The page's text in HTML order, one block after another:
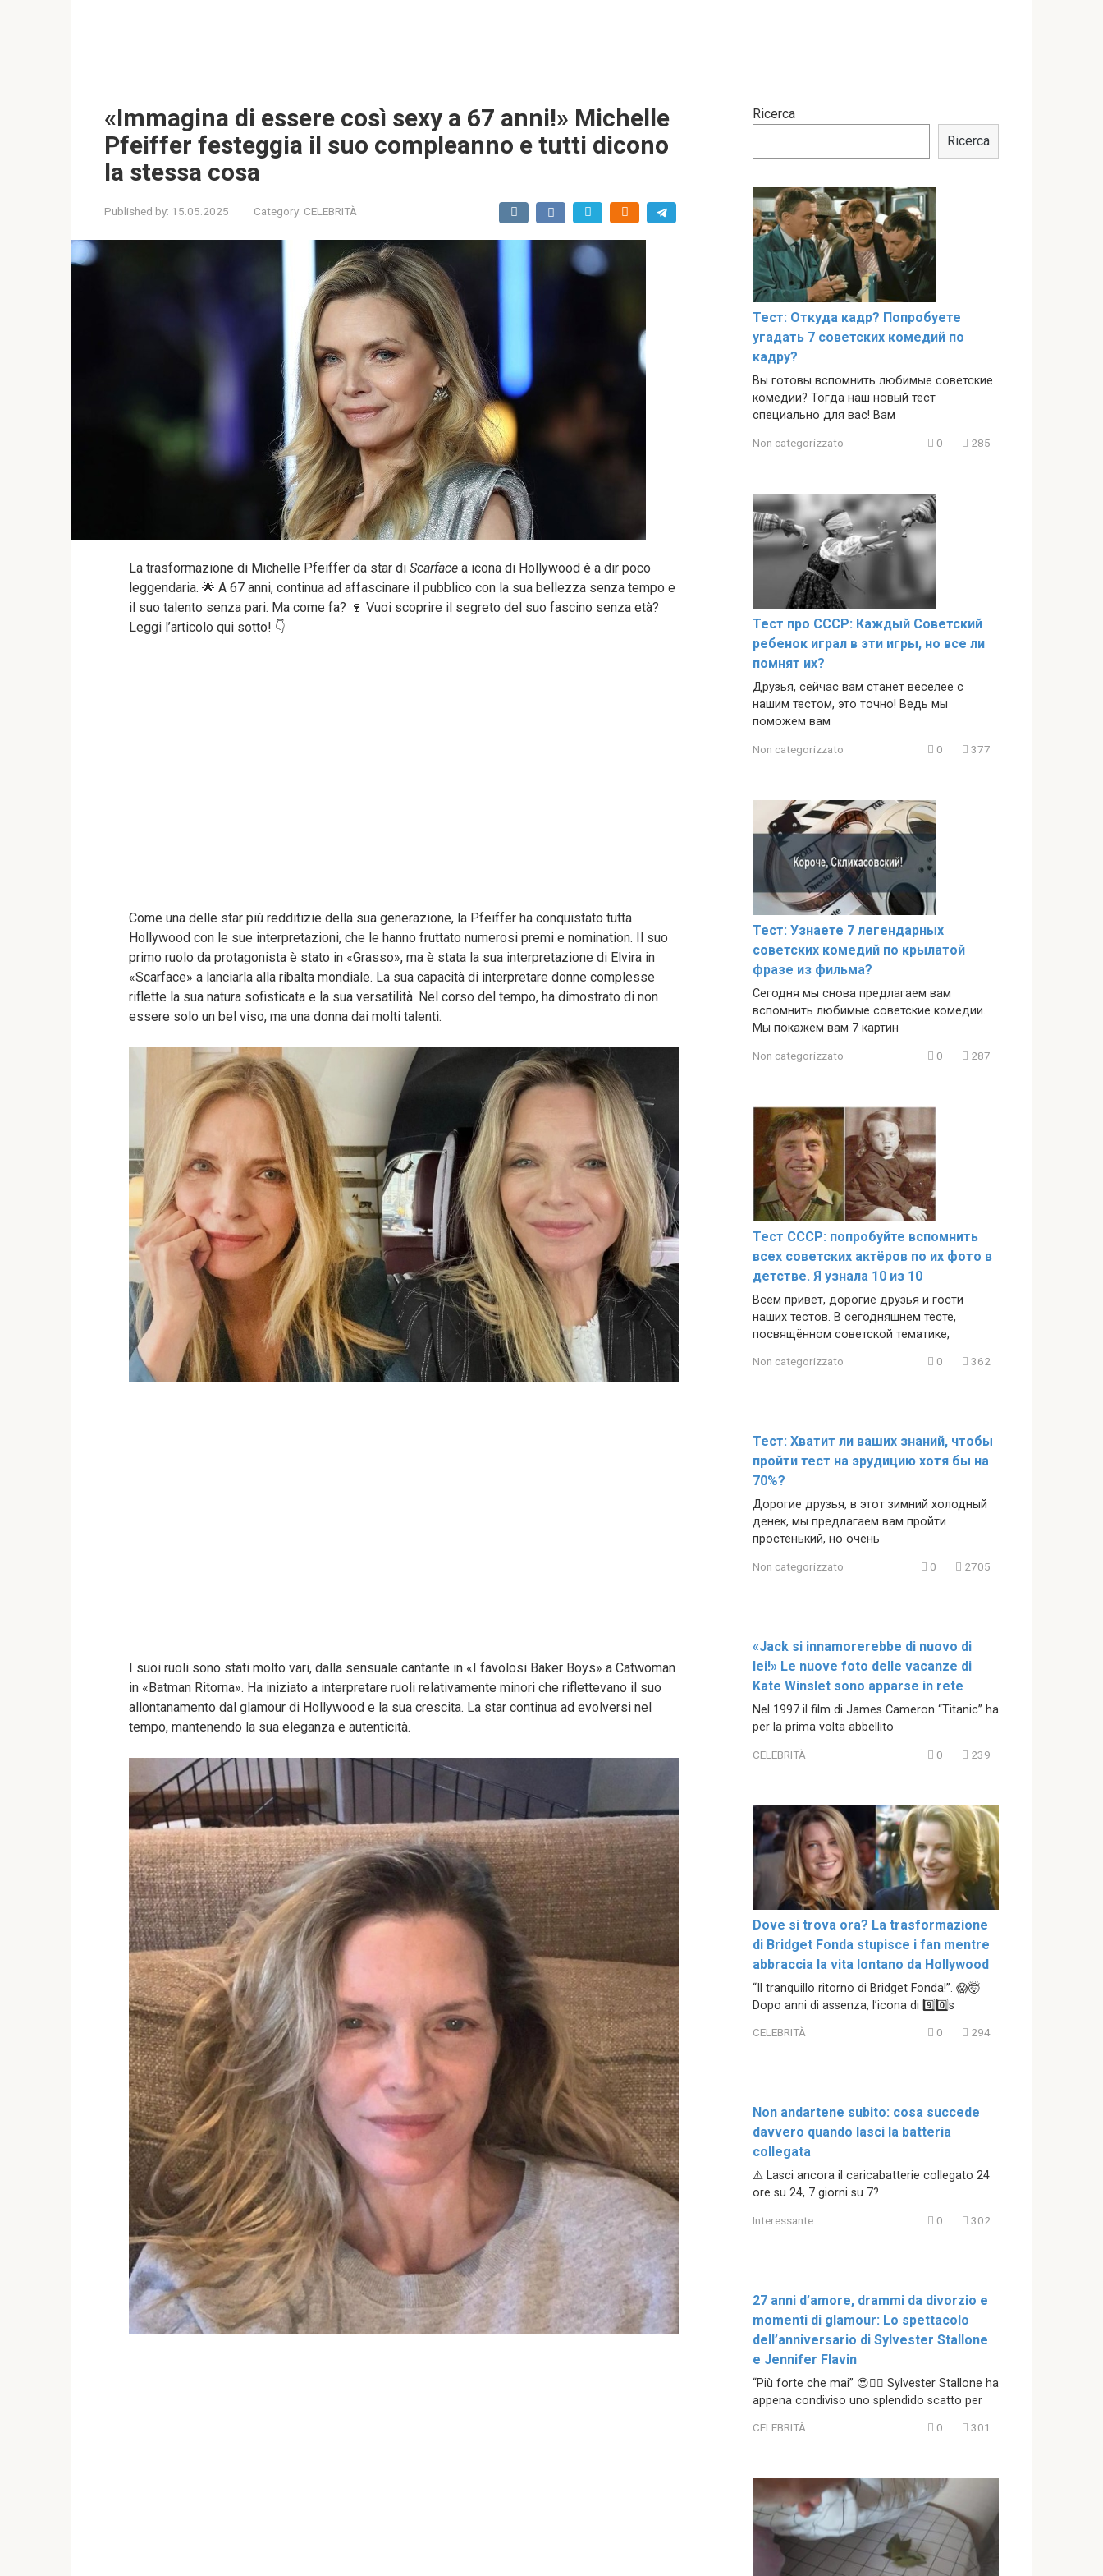
«Immagina di essere così sexy a 67 anni!» Michelle
Pfeiffer festeggia il suo compleanno e tutti dicono
la stessa cosa
Published by: 15.05.2025 Category: CELEBRITÀ
La trasformazione di Michelle Pfeiffer da star di Scarface a icona di Hollywood è a dir poco
leggendaria. 🌟 A 67 anni, continua ad affascinare il pubblico con la sua bellezza senza tempo e
il suo talento senza pari. Ma come fa? 🍷 Vuoi scoprire il segreto del suo fascino senza età?
Leggi l’articolo qui sotto! 👇
Come una delle star più redditizie della sua generazione, la Pfeiffer ha conquistato tutta
Hollywood con le sue interpretazioni, che le hanno fruttato numerosi premi e nomination. Il suo
primo ruolo da protagonista è stato in «Grasso», ma è stata la sua interpretazione di Elvira in
«Scarface» a lanciarla alla ribalta mondiale. La sua capacità di interpretare donne complesse
riflette la sua natura sofisticata e la sua versatilità. Nel corso del tempo, ha dimostrato di non
essere solo un bel viso, ma una donna dai molti talenti.
I suoi ruoli sono stati molto vari, dalla sensuale cantante in «I favolosi Baker Boys» a Catwoman
in «Batman Ritorna». Ha iniziato a interpretare ruoli relativamente minori che riflettevano il suo
allontanamento dal glamour di Hollywood e la sua crescita. La star continua ad evolversi nel
tempo, mantenendo la sua eleganza e autenticità.
Ricerca
Ricerca
Тест: Откуда кадр? Попробуете
угадать 7 советских комедий по
кадру?
Вы готовы вспомнить любимые советские
комедии? Тогда наш новый тест
специально для вас! Вам
Non categorizzato 0 285
Тест про СССР: Каждый Советский
ребенок играл в эти игры, но все ли
помнят их?
Друзья, сейчас вам станет веселее с
нашим тестом, это точно! Ведь мы
поможем вам
Non categorizzato 0 377
Тест: Узнаете 7 легендарных
советских комедий по крылатой
фразе из фильма?
Сегодня мы снова предлагаем вам
вспомнить любимые советские комедии.
Мы покажем вам 7 картин
Non categorizzato 0 287
Тест СССР: попробуйте вспомнить
всех советских актёров по их фото в
детстве. Я узнала 10 из 10
Всем привет, дорогие друзья и гости
наших тестов. В сегодняшнем тесте,
посвящённом советской тематике,
Non categorizzato 0 362
Тест: Хватит ли ваших знаний, чтобы
пройти тест на эрудицию хотя бы на
70%?
Дорогие друзья, в этот зимний холодный
денек, мы предлагаем вам пройти
простенький, но очень
Non categorizzato 0 2705
«Jack si innamorerebbe di nuovo di
lei!» Le nuove foto delle vacanze di
Kate Winslet sono apparse in rete
Nel 1997 il film di James Cameron “Titanic” ha
per la prima volta abbellito
CELEBRITÀ 0 239
Dove si trova ora? La trasformazione
di Bridget Fonda stupisce i fan mentre
abbraccia la vita lontano da Hollywood
“Il tranquillo ritorno di Bridget Fonda!”. 😱🤯
Dopo anni di assenza, l’icona di 9️⃣0️⃣s
CELEBRITÀ 0 294
Non andartene subito: cosa succede
davvero quando lasci la batteria
collegata
⚠️ Lasci ancora il caricabatterie collegato 24
ore su 24, 7 giorni su 7?
Interessante 0 302
27 anni d’amore, drammi da divorzio e
momenti di glamour: Lo spettacolo
dell’anniversario di Sylvester Stallone
e Jennifer Flavin
“Più forte che mai” 😍❤️‍🔥 Sylvester Stallone ha
appena condiviso uno splendido scatto per
CELEBRITÀ 0 301